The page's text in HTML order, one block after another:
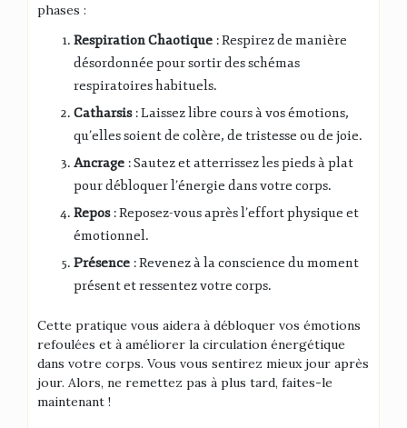
phases :
Respiration Chaotique : Respirez de manière
désordonnée pour sortir des schémas
respiratoires habituels.
Catharsis: Laissez libre cours à vos émotions,
qu’elles soient de colère, de tristesse ou de joie.
Ancrage : Sautez et atterrissez les pieds à plat
pour débloquer l’énergie dans votre corps.
Repos: Reposez-vous après l’effort physique et
émotionnel.
Présence : Revenez à la conscience du moment
présent et ressentez votre corps.
Cette pratique vous aidera à débloquer vos émotions
refoulées et à améliorer la circulation énergétique
dans votre corps. Vous vous sentirez mieux jour après
jour. Alors, ne remettez pas à plus tard, faites-le
maintenant !